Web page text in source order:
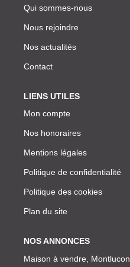
Qui sommes-nous
Nous rejoindre
Nos actualités
Contact
LIENS UTILES
Mon compte
Nos honoraires
Mentions légales
Politique de confidentialité
Politique des cookies
Plan du site
NOS ANNONCES
Maison à vendre, Montlucon